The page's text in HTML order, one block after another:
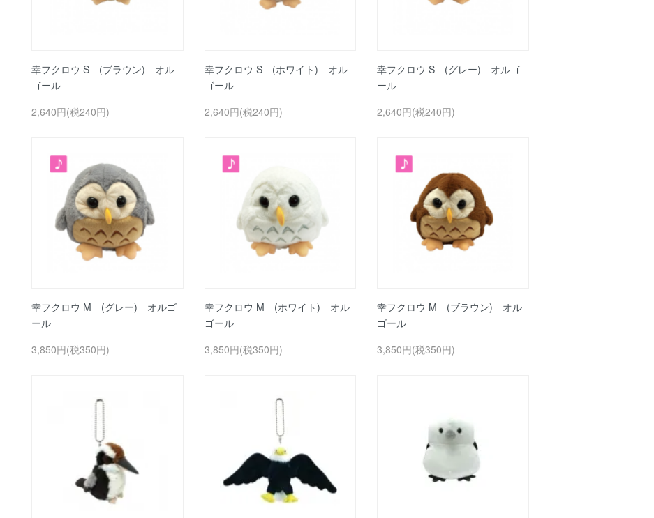
幸フクロウ S (ブラウン) オル
ゴール
2,640円(税240円)
幸フクロウ S (ホワイト) オル
ゴール
2,640円(税240円)
幸フクロウ S (グレー) オルゴ
ール
2,640円(税240円)
幸フクロウ M (グレー) オルゴ
ール
3,850円(税350円)
幸フクロウ M (ホワイト) オル
ゴール
3,850円(税350円)
幸フクロウ M (ブラウン) オル
ゴール
3,850円(税350円)